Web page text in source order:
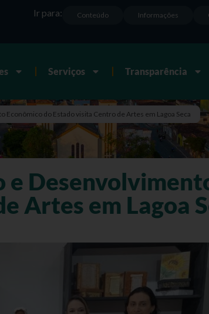
Informações
Conteúdo
Ir para:
Serviços Transparência
Econômico do Estado visita Centro de Artes em Lagoa Seca
e
Artes em Lagoa